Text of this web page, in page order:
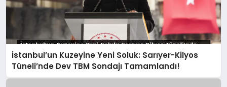
İstanbul’un Kuzeyine Yeni Soluk: Sarıyer-Kilyos
Tüneli’nde Dev TBM Sondajı Tamamlandı!